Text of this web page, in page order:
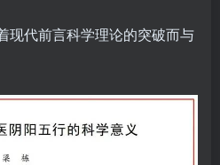
现代前言科学理论的突破而与